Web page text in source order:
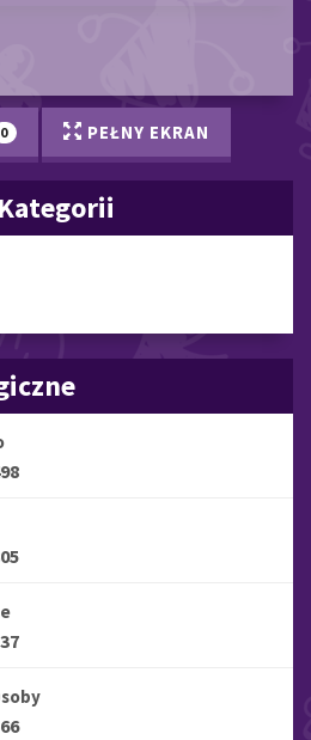
0 PEŁNY EKRAN